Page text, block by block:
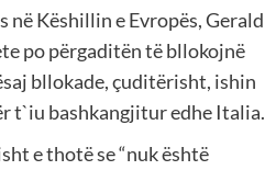
Këshillin e Evropës, Gerald
po përgaditën të bllokojnë
bllokade, çuditërisht, ishin
t`iu bashkangjitur edhe Italia.
e thotë se “nuk është